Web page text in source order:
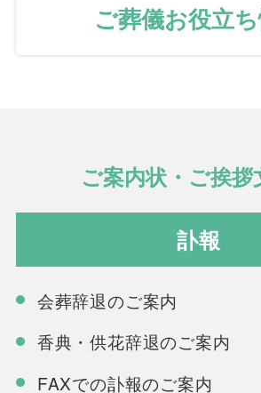
ご葬儀お役立
ご案内状・ご挨拶
訃報
会葬辞退のご案内
香典・供花辞退のご案内
FAXでの訃報のご案内